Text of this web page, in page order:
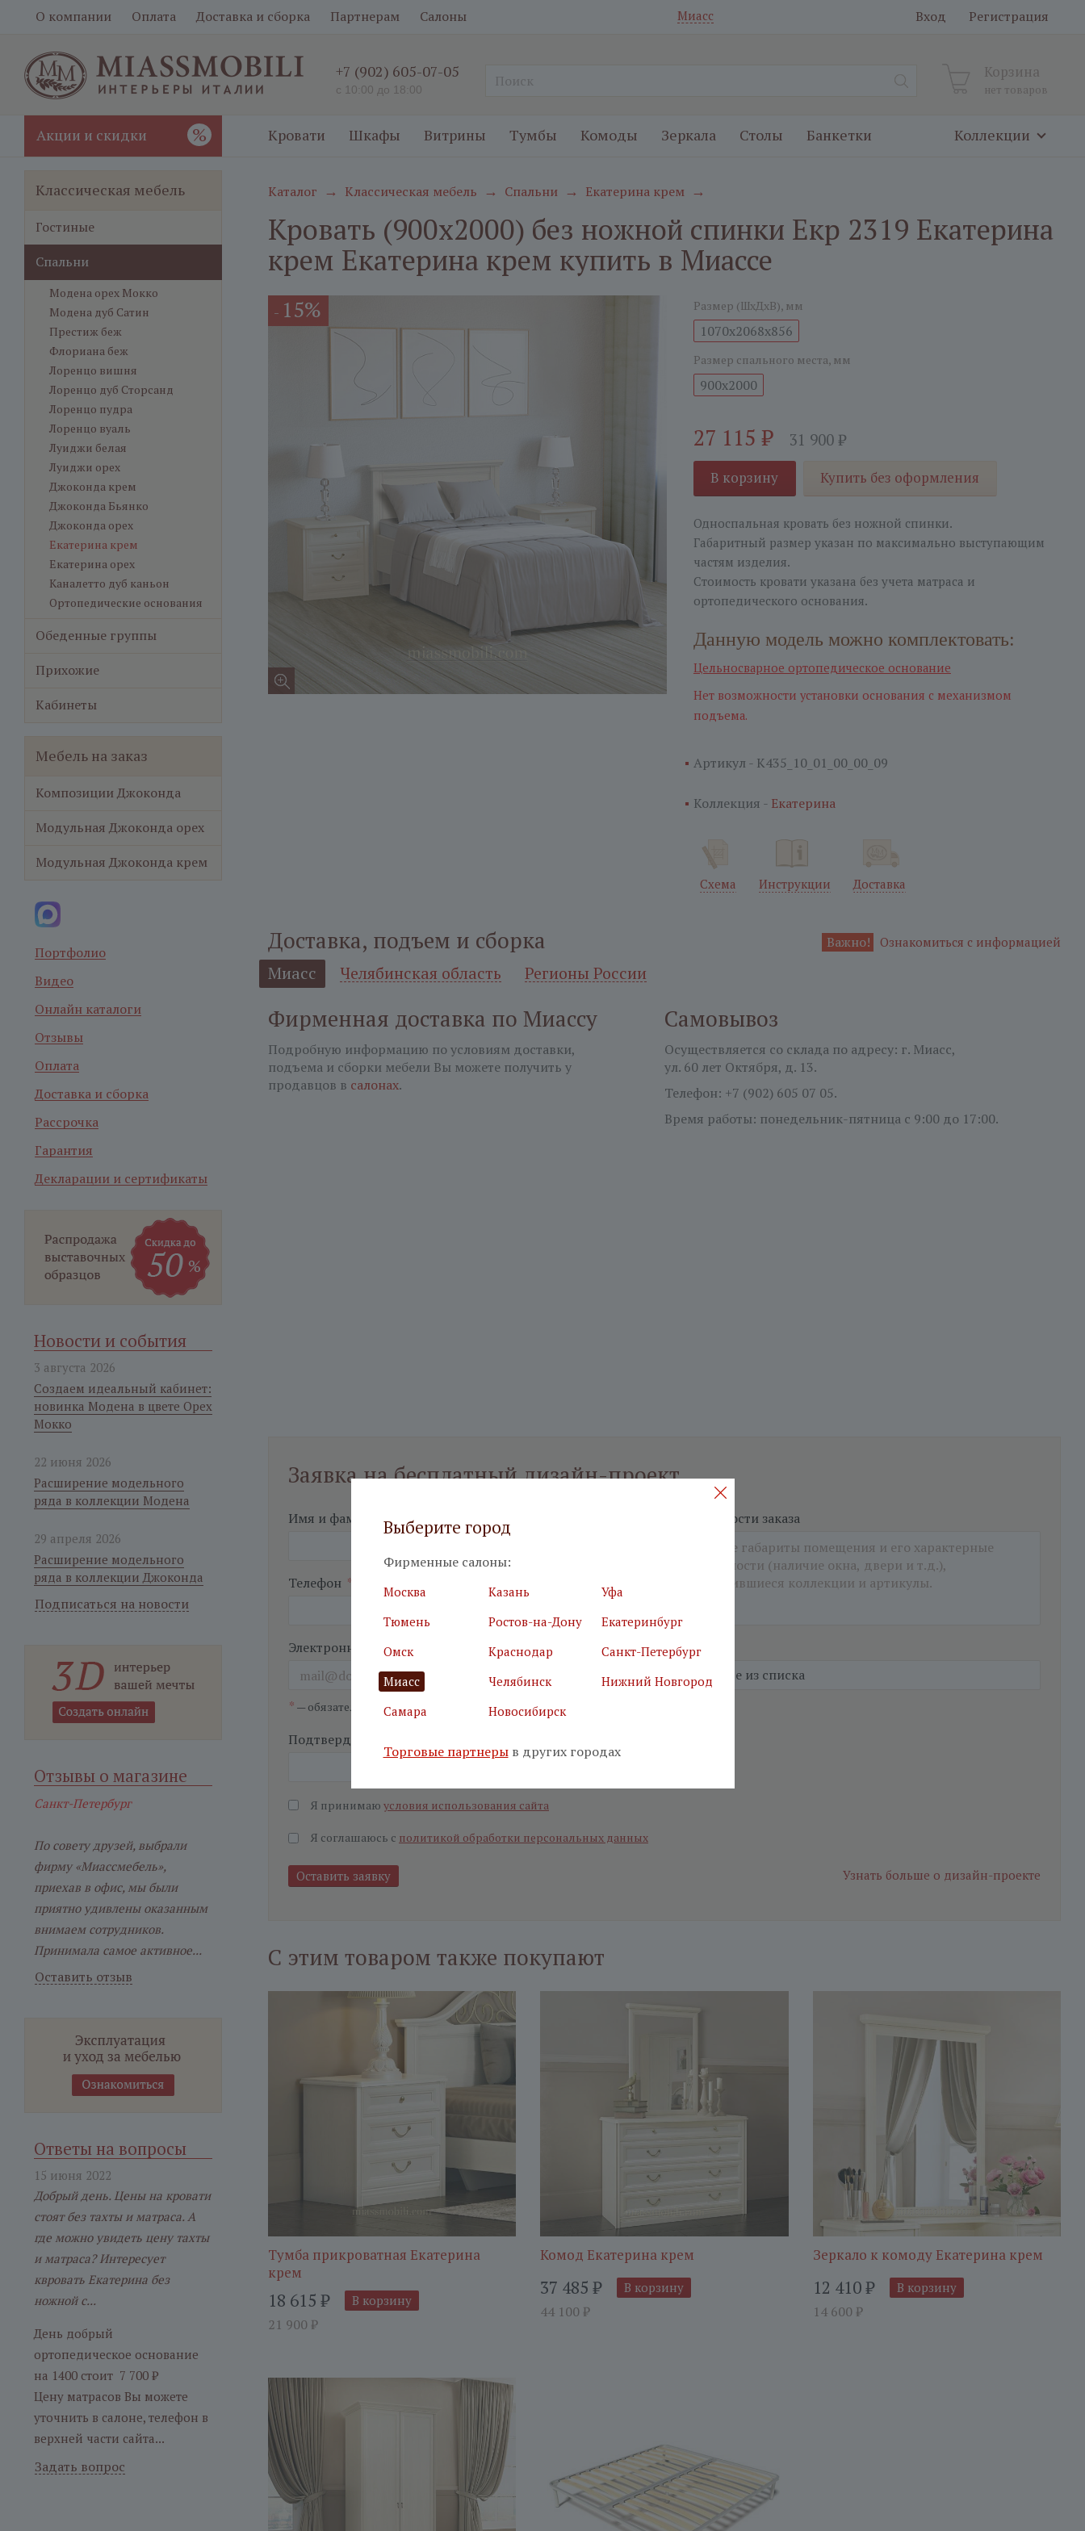
О компании Оплата Доставка и сборка Партнерам Салоны Миасс Вход Регистрация
+7 (902) 605-07-05
с 10:00 до 18:00
Корзина
нет товаров
Акции и скидки % Кровати Шкафы Витрины Тумбы Комоды Зеркала Столы Банкетки Коллекции
Каталог → Классическая мебель → Спальни → Екатерина крем →
Кровать (900х2000) без ножной спинки Екр 2319 Екатерина
крем Екатерина крем купить в Миассе
- 15% Размер (ШxДxВ), мм
1070x2068x856
Размер спального места, мм
900х2000
27 115 ₽ 31 900₽
В корзину Купить без оформления
Односпальная кровать без ножной спинки.
Габаритный размер указан по максимально выступающим
частям изделия.
Стоимость кровати указана без учета матраса и
ортопедического основания.
Данную модель можно комплектовать:
Цельносварное ортопедическое оcнование
Нет возможности установки основания с механизмом
подъема.
Артикул - K435_10_01_00_00_09
Коллекция - Екатерина
Схема Инструкции Доставка
Доставка, подъем и сборка Важно! Ознакомиться с информацией
Миасс Челябинская область Регионы России
Фирменная доставка по Миассу
Подробную информацию по условиям доставки,
подъема и сборки мебели Вы можете получить у
продавцов в салонах.
Самовывоз
Осуществляется со склада по адресу: г. Миасс,
ул. 60 лет Октября, д. 13.
Телефон: +7 (902) 605 07 05.
Время работы: понедельник-пятница с 9:00 до 17:00.
Заявка на бесплатный дизайн-проект
Имя и фамилия*
Телефон *
Электронная почта*
Подробности заказа
Салон
* — обязательные поля
Подтвердите, что вы не робот
Я принимаю условия использования сайта
Я соглашаюсь с политикой обработки персональных данных
Узнать больше о дизайн-проекте
С этим товаром также покупают
Тумба прикроватная Екатерина
крем
18 615 ₽
21 900 ₽
В корзину
Комод Екатерина крем
37 485 ₽
44 100 ₽
В корзину
Зеркало к комоду Екатерина крем
12 410₽
14 600 ₽
В корзину
Классическая мебель
Гостиные
Спальни
Модена орех Мокко
Модена дуб Сатин
Престиж беж
Флориана беж
Лоренцо вишня
Лоренцо дуб Сторсанд
Лоренцо пудра
Лоренцо вуаль
Луиджи белая
Луиджи орех
Джоконда крем
Джоконда Бьянко
Джоконда орех
Екатерина крем
Екатерина орех
Каналетто дуб каньон
Ортопедические основания
Обеденные группы
Прихожие
Кабинеты
Мебель на заказ
Композиции Джоконда
Модульная Джоконда орех
Модульная Джоконда крем
Портфолио
Видео
Онлайн каталоги
Отзывы
Оплата
Доставка и сборка
Рассрочка
Гарантия
Декларации и сертификаты
Новости и события
3 августа 2026
Создаем идеальный кабинет:
новинка Модена в цвете Орех
Мокко
22 июня 2026
Расширение модельного
ряда в коллекции Модена
29 апреля 2026
Расширение модельного
ряда в коллекции Джоконда
Подписаться на новости
Отзывы о магазине
Санкт-Петербург
По совету друзей, выбрали
фирму «Миассмебель»,
приехав в офис, мы были
приятно удивлены оказанным
внимаем сотрудников.
Принимала самое активное...
Оставить отзыв
Ответы на вопросы
15 июня 2022
Добрый день. Цены на кровати
стоят без тахты и матраса. А
где можно увидеть цену тахты
и матраса? Интересует
квровать Екатерина без
ножной с...
День добрый
ортопедическое основание
на 1400 стоит 7 700 ₽
Цену матрасов Вы можете
уточнить в салоне, телефон в
верхней части сайта...
Задать вопрос
Выберите город
Фирменные салоны:
Москва Казань
Уфа
Тюмень
Ростов-на-Дону
Екатеринбург
Омск
Краснодар
Санкт-Петербург
Миасс
Челябинск
Нижний Новгород
Самара
Новосибирск
Торговые партнерыв других городах